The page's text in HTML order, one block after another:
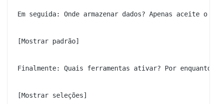
Em seguida: Onde armazenar dados? Apenas aceite o
[Mostrar padrão]
Finalmente: Quais ferramentas ativar? Por
[Mostrar seleções]